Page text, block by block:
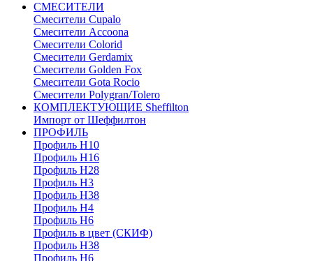
СМЕСИТЕЛИ
Cмесители Cupalo
Смесители Accoona
Смесители Colorid
Смесители Gerdamix
Смесители Golden Fox
Смесители Gota Rocio
Смесители Polygran/Tolero
КОМПЛЕКТУЮЩИЕ Sheffilton
Импорт от Шеффилтон
ПРОФИЛЬ
Профиль H10
Профиль H16
Профиль H28
Профиль H3
Профиль H38
Профиль H4
Профиль H6
Профиль в цвет (СКИФ)
Профиль H38
Профиль H6